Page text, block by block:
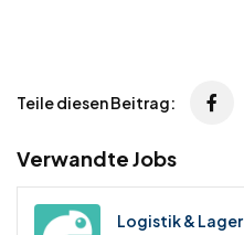
Teile diesen Beitrag:
Verwandte Jobs
Logistik & Lager